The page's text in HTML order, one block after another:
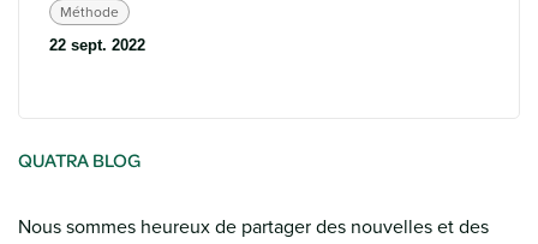
Méthode
22 sept. 2022
QUATRA BLOG
Nous sommes heureux de partager des nouvelles et des